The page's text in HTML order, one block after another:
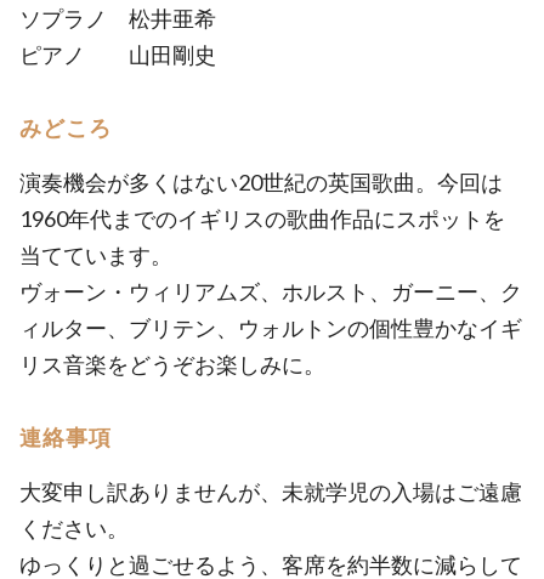
ソプラノ 松井亜希
ピアノ 山田剛史
みどころ
演奏機会が多くはない20世紀の英国歌曲。今回は
1960年代までのイギリスの歌曲作品にスポットを
当てています。
ヴォーン・ウィリアムズ、ホルスト、ガーニー、ク
ィルター、ブリテン、ウォルトンの個性豊かなイギ
リス音楽をどうぞお楽しみに。
連絡事項
大変申し訳ありませんが、未就学児の入場はご遠慮
ください。
ゆっくりと過ごせるよう、客席を約半数に減らして